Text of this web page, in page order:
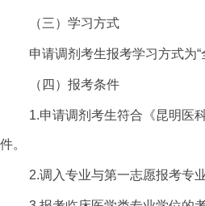
（三）学习方式
申请调剂考生报考学习方式为“
（四）报考条件
1.申请调剂考生符合《昆明医
件。
2.调入专业与第一志愿报考专